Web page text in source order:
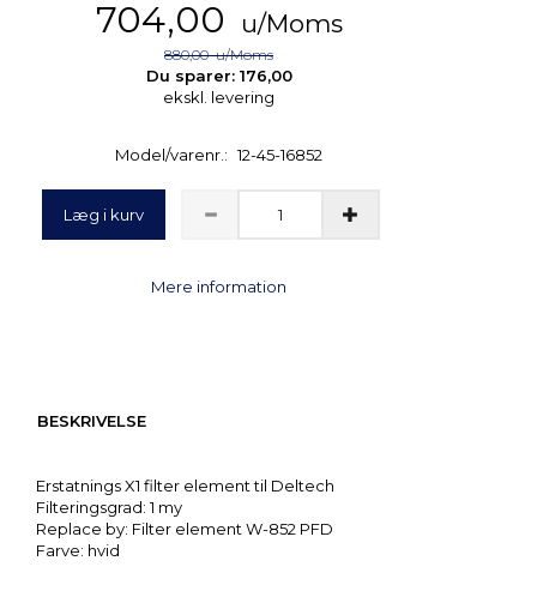
704,00 u/Moms
880,00u/Moms
Du sparer: 176,00
ekskl. levering
Model/varenr.: 12-45-16852
Læg i kurv
Mere information
BESKRIVELSE
Erstatnings X1 filter element til Deltech
Filteringsgrad: 1 my
Replace by: Filter element W-852 PFD
Farve: hvid